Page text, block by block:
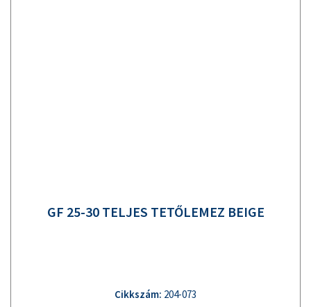
GF 25-30 TELJES TETŐLEMEZ BEIGE
Cikkszám: 204-073